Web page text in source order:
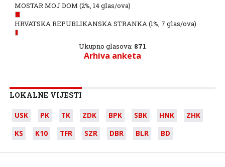
MOSTAR MOJ DOM (2%, 14 glas/ova)
HRVATSKA REPUBLIKANSKA STRANKA(1%, 7 glas/ova)
Ukupno glasova: 871
Arhiva anketa
LOKALNE VIJESTI
USK PK TK ZDK BPK SBK HNK
ZHK
KS
K10 TFR SZR DBR BLR BD